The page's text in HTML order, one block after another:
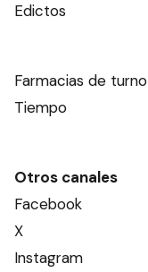
Edictos
Farmacias de turno
Tiempo
Otros canales
Facebook
X
Instagram